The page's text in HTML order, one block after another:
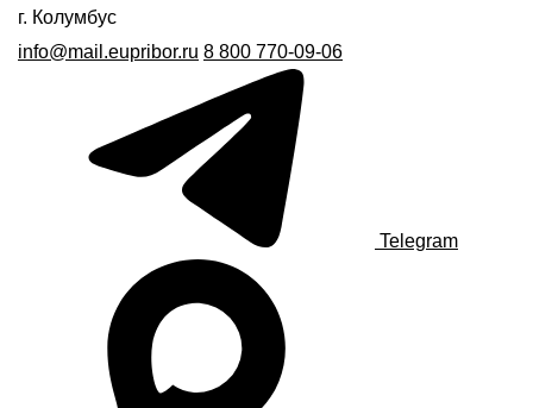
г. Колумбус
info@mail.eupribor.ru 8 800 770-09-06
Telegram